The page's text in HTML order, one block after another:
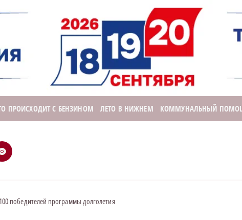
ПРОИСХОДИТ С БЕНЗИНОМ ЛЕТО В НИЖНЕМ КОММУНАЛЬНЫЙ
победителей программы долголетия